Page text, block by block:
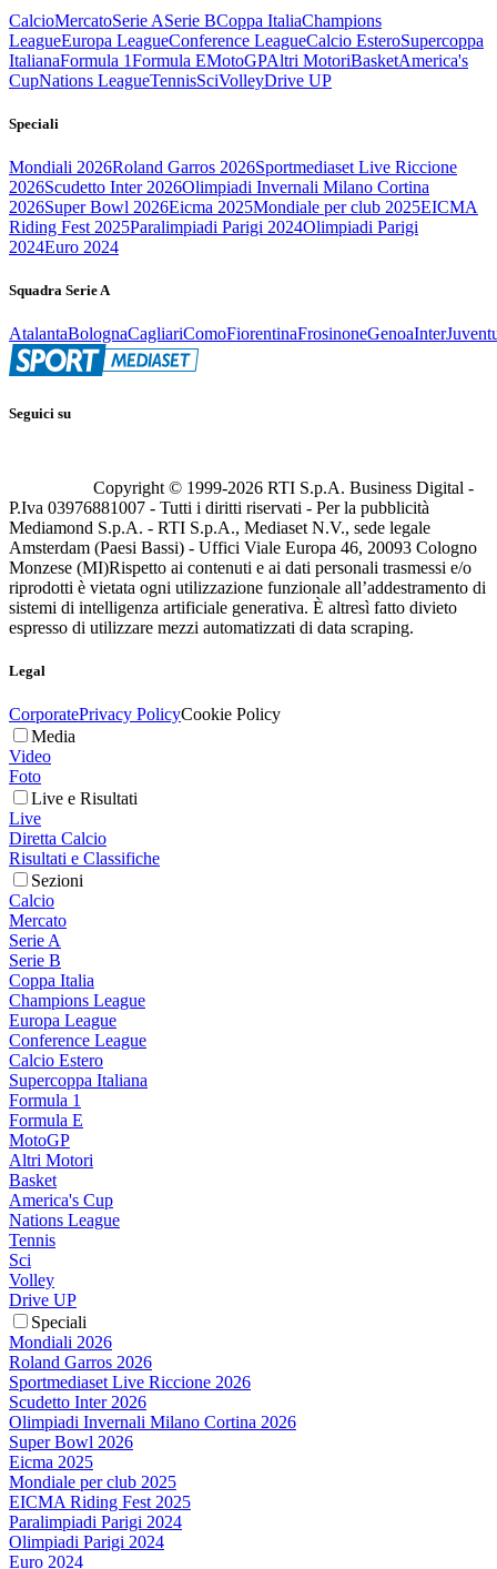
CalcioMercatoSerie ASerie BCoppa ItaliaChampions
LeagueEuropa LeagueConference LeagueCalcio EsteroSupercoppa
ItalianaFormula 1Formula EMotoGPAltri MotoriBasketAmerica's
CupNations LeagueTennisSciVolleyDrive UP
Speciali
Mondiali 2026Roland Garros 2026Sportmediaset Live Riccione
2026Scudetto Inter 2026Olimpiadi Invernali Milano Cortina
2026Super Bowl 2026Eicma 2025Mondiale per club 2025EICMA
Riding Fest 2025Paralimpiadi Parigi 2024Olimpiadi Parigi
2024Euro 2024
Squadra Serie A
AtalantaBolognaCagliariComoFiorentinaFrosinoneGenoaInter
Seguici su
Copyright © 1999-2026 RTI S.p.A. Business Digital -
P.Iva 03976881007 - Tutti i diritti riservati - Per la pubblicità
Mediamond S.p.A. - RTI S.p.A., Mediaset N.V., sede legale
Amsterdam (Paesi Bassi) - Uffici Viale Europa 46, 20093 Cologno
Monzese (MI)Rispetto ai contenuti e ai dati personali trasmessi e/o
riprodotti è vietata ogni utilizzazione funzionale all’addestramento di
sistemi di intelligenza artificiale generativa. È altresì fatto divieto
espresso di utilizzare mezzi automatizzati di data scraping.
Legal
CorporatePrivacy PolicyCookie Policy
Media
Video
Foto
Live e Risultati
Live
Diretta Calcio
Risultati e Classifiche
Sezioni
Calcio
Mercato
Serie A
Serie B
Coppa Italia
Champions League
Europa League
Conference League
Calcio Estero
Supercoppa Italiana
Formula 1
Formula E
MotoGP
Altri Motori
Basket
America's Cup
Nations League
Tennis
Sci
Volley
Drive UP
Speciali
Mondiali 2026
Roland Garros 2026
Sportmediaset Live Riccione 2026
Scudetto Inter 2026
Olimpiadi Invernali Milano Cortina 2026
Super Bowl 2026
Eicma 2025
Mondiale per club 2025
EICMA Riding Fest 2025
Paralimpiadi Parigi 2024
Olimpiadi Parigi 2024
Euro 2024